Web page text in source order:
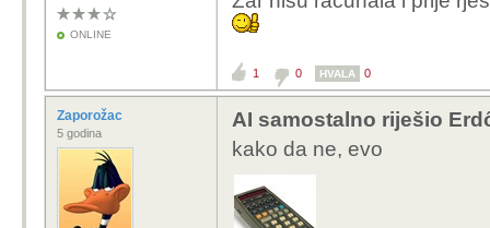
ONLINE
1 0 HVALA 0
Zaporožac
5 godina
AI samostalno riješio
kako da ne, evo